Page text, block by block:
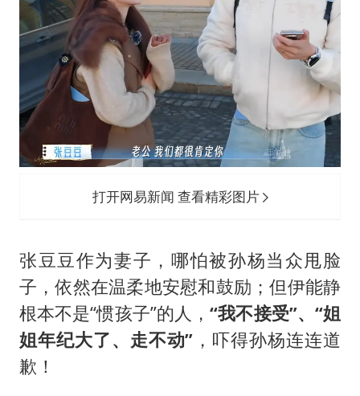
打开网易新闻 查看精彩图片
张豆豆作为妻子，哪怕被孙杨当众甩脸
子，依然在温柔地安慰和鼓励；但伊能静
根本不是“惯孩子”的人，“我不接受”、“姐
姐年纪大了、走不动” ，吓得孙杨连连道
歉！